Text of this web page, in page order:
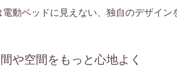
動ベッドに見えない、独自のデザイン
や空間をもっと心地よく